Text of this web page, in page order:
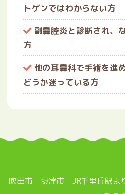
トゲンではわからない方
副鼻腔炎と診断され、
方
他の耳鼻科で手術を進
どうか迷っている方
吹田市 摂津市 JR千里丘駅よ